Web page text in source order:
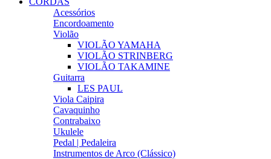
Acessórios
Encordoamento
Violão
VIOLÃO YAMAHA
VIOLÃO STRINBERG
VIOLÃO TAKAMINE
Guitarra
LES PAUL
Viola Caipira
Cavaquinho
Contrabaixo
Ukulele
Pedal | Pedaleira
Instrumentos de Arco (Clássico)